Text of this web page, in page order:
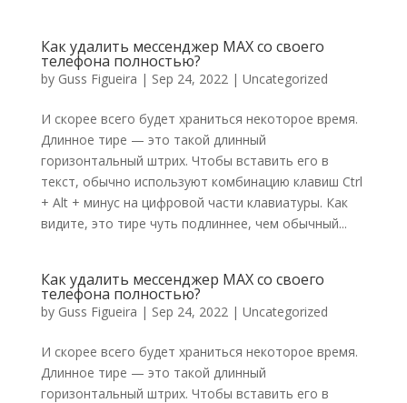
Как удалить мессенджер MAX со своего
телефона полностью?
by Guss Figueira | Sep 24, 2022| Uncategorized
И скорее всего будет храниться некоторое время.
Длинное тире — это такой длинный
горизонтальный штрих. Чтобы вставить его в
текст, обычно используют комбинацию клавиш Ctrl
+ Alt + минус на цифровой части клавиатуры. Как
видите, это тире чуть подлиннее, чем обычный...
Как удалить мессенджер MAX со своего
телефона полностью?
by Guss Figueira | Sep 24, 2022| Uncategorized
И скорее всего будет храниться некоторое время.
Длинное тире — это такой длинный
горизонтальный штрих. Чтобы вставить его в